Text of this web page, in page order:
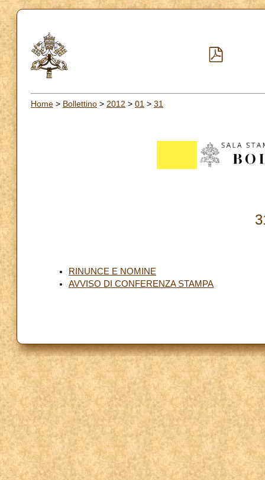
Home > Bollettino > 2012 > 01 > 31
RINUNCE E NOMINE
AVVISO DI CONFERENZA STAMPA